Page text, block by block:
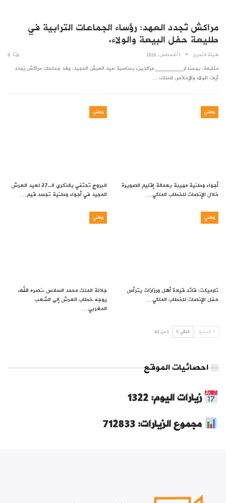
مراكش تُجدد العهد: رؤساء الجماعات الترابية في
طليعة حفل البيعة والولاء.
هيئة التحرير 1 أغسطس, 2026
متابعة: بوجندار________عزالدين. بمناسبة عيد العرش المجيد: وفد جماعات مراكش يُجدد
آيات الولاء والإخلاص للملك.…
وطني
أجواء وطنية مهيبة بعمالة إقليم الصويرة
خلال الإنصات للخطاب الملكي…
وطني
البروج تحتفي بالذكرى الـ27 لعيد العرش
المجيد في أجواء وطنية تجسد قيم…
وطني
تارميكت: قائد قيادة أهل ورزازات يترأس
حفل الإنصات للخطاب الملكي…
وطني
جلالة الملك محمد السادس ،نصره الله،
يوجه خطاب العرش إلى الشعب
المغربي…
السابق التالي 1 من 42
احصائيات الموقع
زيارات اليوم: 1322
مجموع الزيارات: 712833